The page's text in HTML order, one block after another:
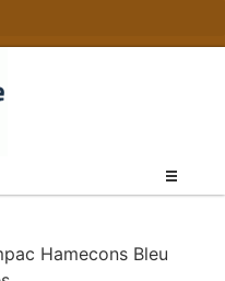
Hamecons Bleu